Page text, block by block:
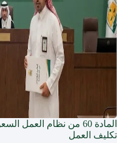
المادة 60 من نظام
تكليف العمل